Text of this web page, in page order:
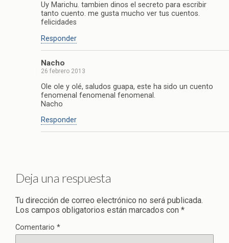
Uy Marichu. tambien dinos el secreto para escribir
tanto cuento. me gusta mucho ver tus cuentos.
felicidades
Responder
Nacho
26 febrero 2013
Ole ole y olé, saludos guapa, este ha sido un cuento
fenomenal fenomenal fenomenal.
Nacho
Responder
Deja una respuesta
Tu dirección de correo electrónico no será publicada.
Los campos obligatorios están marcados con *
Comentario *